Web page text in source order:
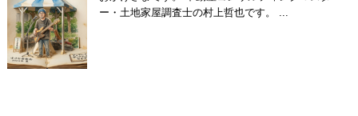
ー・土地家屋調査士の村上哲也です。 ...